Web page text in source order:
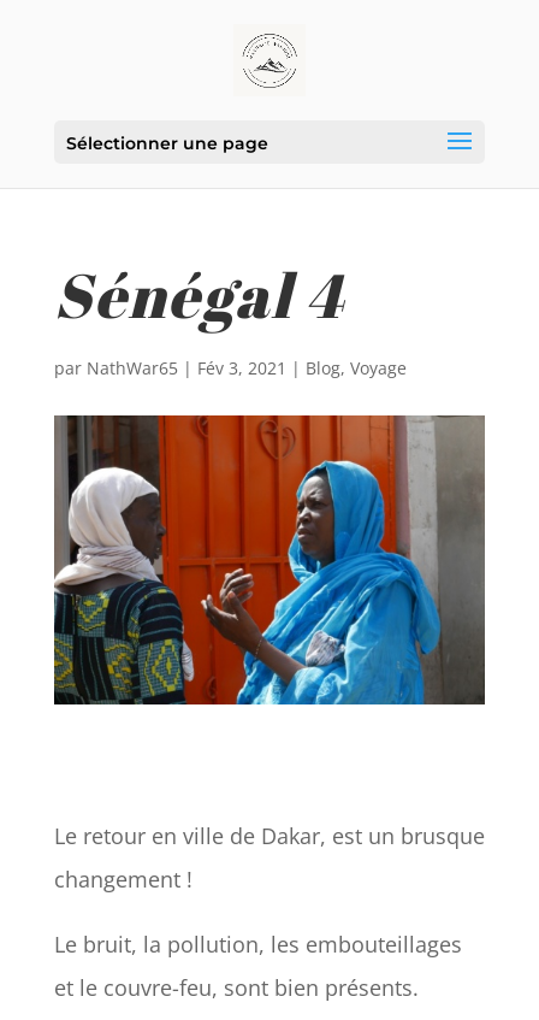
Sélectionner une page
Sénégal 4
par NathWar65| Fév 3, 2021 | Blog, Voyage
Le retour en ville de Dakar, est un brusque
changement !
Le bruit, la pollution, les embouteillages
et le couvre-feu, sont bien présents.